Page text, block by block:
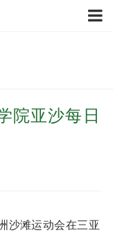
院亚沙每日
沙滩运动会在三亚